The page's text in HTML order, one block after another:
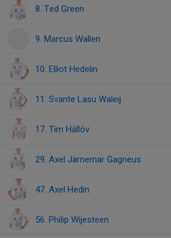
8. Ted Green
9. Marcus Wallen
10. Elliot Hedelin
11. Svante Lasu Waleij
17. Tim Hällöv
29. Axel Järnemar Gagneus
47. Axel Hedin
56. Philip Wijesteen